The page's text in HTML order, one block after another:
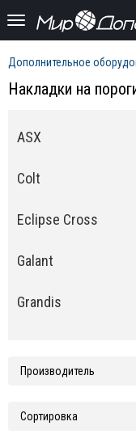
Дополнительное
Накладки на
ASX
Colt
Eclipse Cross
Galant
Grandis